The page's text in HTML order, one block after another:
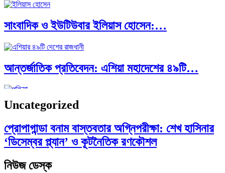
সাংবাদিক ও ইউটিউবার ইলিয়াস হোসেন:…
আন্তর্জাতিক প্রতিবেদন: এশিয়া মহাদেশের ৪৯টি…
সব সভ্যতারই তো পতন হয়:…
পরবর্তী রাষ্ট্রপতি নির্বাচন ২০২৬: আলোচনায়…
Uncategorized
প্রোপাগান্ডা বনাম বাস্তবতার অগ্নিপরীক্ষা: শেখ হাসিনার
‘ডিসেম্বর প্ল্যান’ ও কূটনৈতিক রণকৌশল
নিউজ ডেস্ক